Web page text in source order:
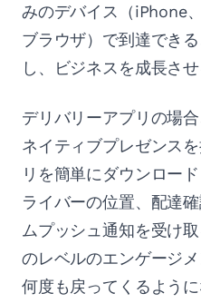
みのデバイス（iPhone
ブラウザ）で到達でき
し、ビジネスを成長さ
デリバリーアプリの場
ネイティブプレゼンス
リを簡単にダウンロー
ライバーの位置、配達
ムプッシュ通知を受け
のレベルのエンゲージ
何度も戻ってくるよう